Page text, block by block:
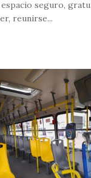
espacio seguro,
reunirse...